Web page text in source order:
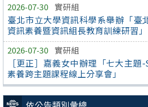
2026-07-30 實研組
臺北市立大學資訊科學系舉辦「臺
資訊素養暨資訊組長教育訓練研習」
2026-07-30 實研組
［更正］嘉義女中辦理「七大主題
素養跨主題課程線上分享會」